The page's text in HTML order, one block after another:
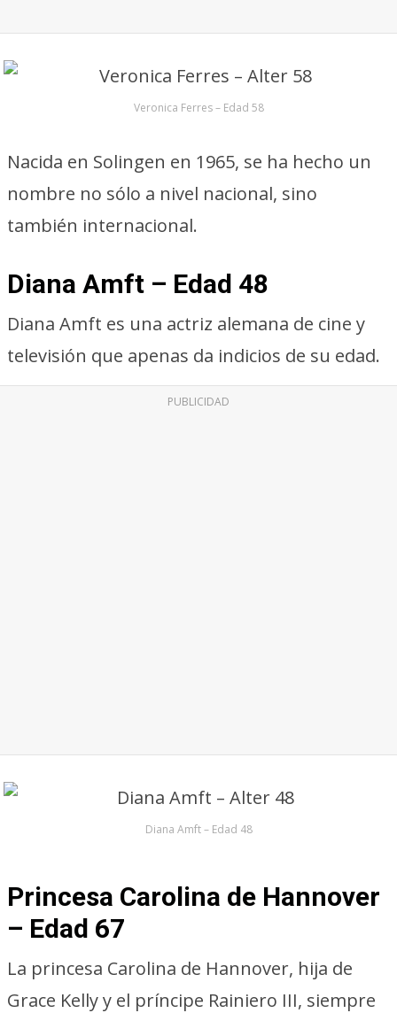
Veronica Ferres – Edad 58
Nacida en Solingen en 1965, se ha hecho un
nombre no sólo a nivel nacional, sino
también internacional.
Diana Amft – Edad 48
Diana Amft es una actriz alemana de cine y
televisión que apenas da indicios de su edad.
PUBLICIDAD
Diana Amft – Edad 48
Princesa Carolina de Hannover
– Edad 67
La princesa Carolina de Hannover, hija de
Grace Kelly y el príncipe Rainiero III, siempre